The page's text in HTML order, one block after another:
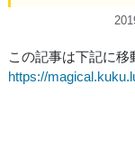
この記事は下記に移
https://